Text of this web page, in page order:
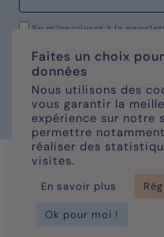
En m’inscrivant à la
confidentialité.
© Copyright 2023 –
Droits Réservés | Site
Faites un choix
données
Nous utilisons des
vous garantir la
expérience sur notre
permettre
réaliser des
visites.
En savoir plus
Ok pour moi !